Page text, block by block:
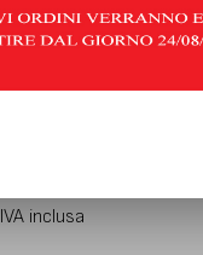
IVA inclusa